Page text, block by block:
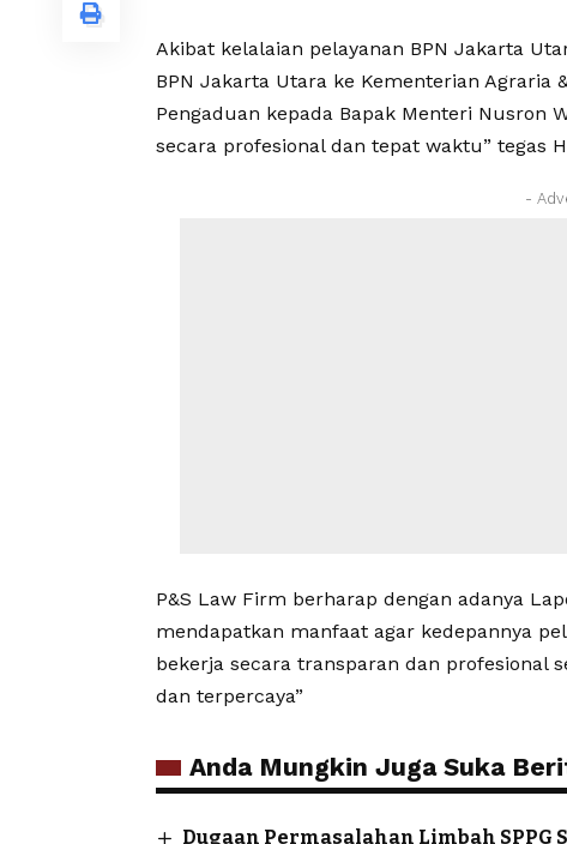
Akibat kelalaian pelayanan BPN Jakarta
BPN Jakarta Utara ke Kementerian Agraria
Pengaduan kepada Bapak Menteri Nusron
secara profesional dan tepat waktu” tegas
-
P&S Law Firm berharap dengan adanya
mendapatkan manfaat agar kedepannya
bekerja secara transparan dan profesional
dan terpercaya”
Anda Mungkin Juga Suka
Dugaan Permasalahan Limbah SPPG